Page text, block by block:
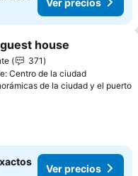
a favoritos
house
371
Centro de la ciudad
de la ciudad y el puerto
Ver precios